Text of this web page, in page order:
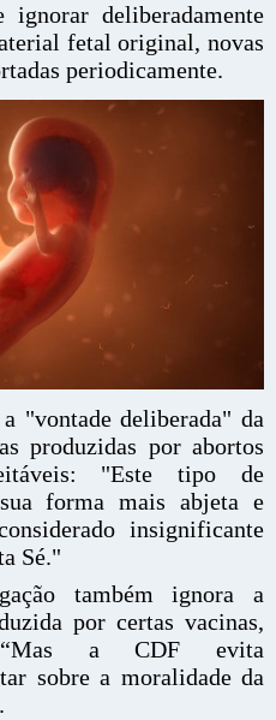
deliberadamente
fetal original, novas
periodicamente.
"vontade deliberada" da
produzidas por abortos
"Este tipo de
forma mais abjeta e
insignificante
Sé."
também ignora a
por certas vacinas,
“Mas a CDF evita
sobre a moralidade da